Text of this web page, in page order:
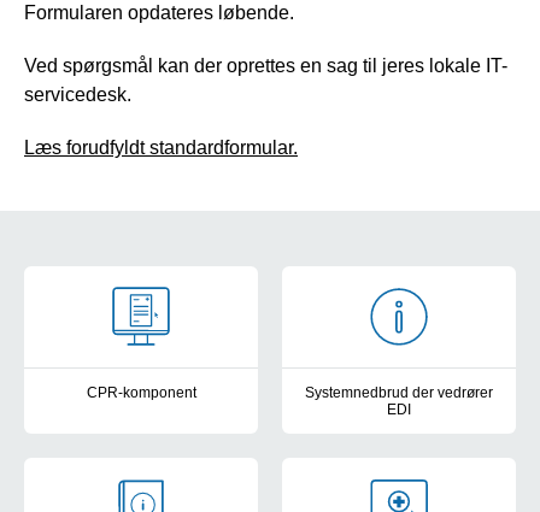
Formularen opdateres løbende.
Ved spørgsmål kan der oprettes en sag til jeres lokale IT-
servicedesk.
Læs forudfyldt standardformular.
CPR-komponent
Systemnedbrud der vedrører
EDI